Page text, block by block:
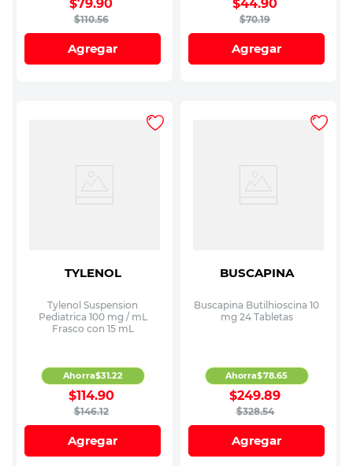
$110.56
$79.90
Agregar
$70.19
$44.90
Agregar
TYLENOL
Tylenol Suspension
Pediatrica 100 mg / mL
Frasco con 15 mL
$146.12
$114.90
Ahorra$31.22
Agregar
BUSCAPINA
Buscapina Butilhioscina 10
mg 24 Tabletas
$328.54
$249.89
Ahorra$78.65
Agregar